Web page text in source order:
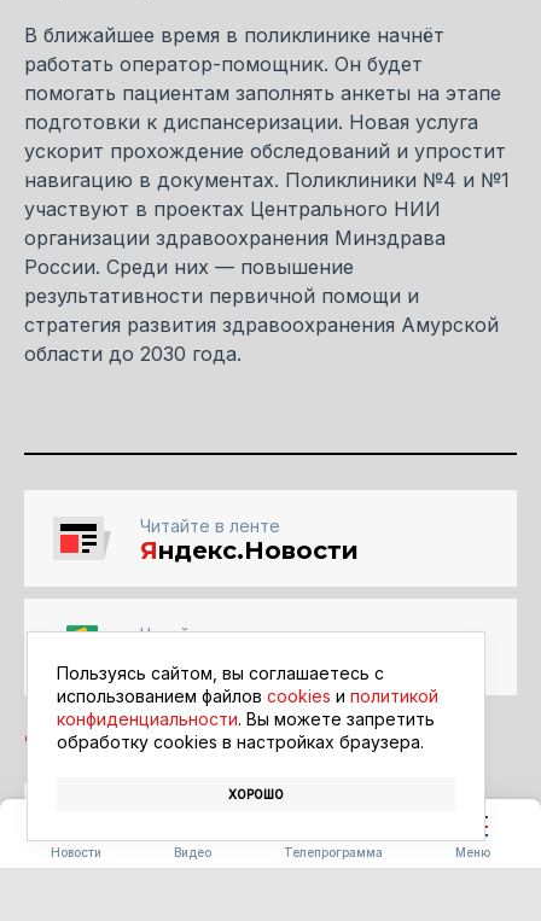
Новости Видео Телепрограмма Меню
В ближайшее время в поликлинике начнёт
работать оператор-помощник. Он будет
помогать пациентам заполнять анкеты на этапе
подготовки к диспансеризации. Новая услуга
ускорит прохождение обследований и упростит
навигацию в документах. Поликлиники №4 и №1
участвуют в проектах Центрального НИИ
организации здравоохранения Минздрава
России. Среди них — повышение
результативности первичной помощи и
стратегия развития здравоохранения Амурской
области до 2030 года.
Читайте в ленте
Яндекс.Новости
Читайте в ленте
РЕМОНТ
Пользуясь сайтом, вы соглашаетесь с
использованием файлов cookies и политикой
конфиденциальности. Вы можете запретить
обработку сookies в настройках браузера.
ХОРОШО